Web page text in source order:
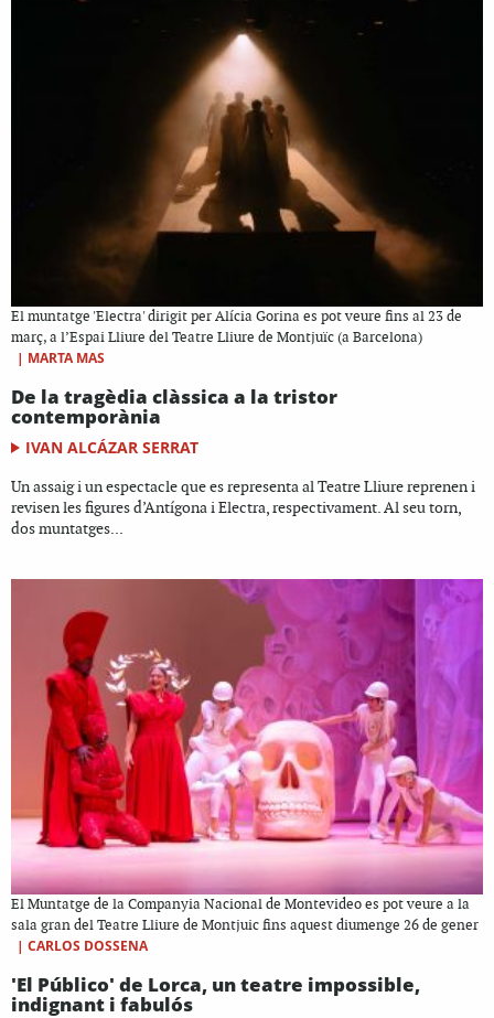
El muntatge 'Electra' dirigit per Alícia Gorina es pot veure fins al 23 de
març, a l’Espai Lliure del Teatre Lliure de Montjuïc (a Barcelona)
| MARTA MAS
De la tragèdia clàssica a la tristor
contemporània
IVAN ALCÁZAR SERRAT
Un assaig i un espectacle que es representa al Teatre Lliure reprenen i
revisen les figures d’Antígona i Electra, respectivament. Al seu torn,
dos muntatges...
El Muntatge de la Companyia Nacional de Montevideo es pot veure a la
sala gran del Teatre Lliure de Montjuic fins aquest diumenge 26 de gener
| CARLOS DOSSENA
'El Público' de Lorca, un teatre impossible,
indignant i fabulós